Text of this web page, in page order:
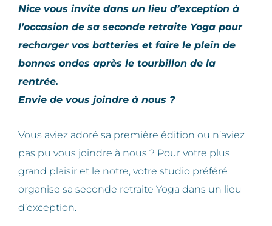
Nice vous invite dans un lieu d’exception à
l’occasion de sa seconde retraite Yoga pour
recharger vos batteries et faire le plein de
bonnes ondes après le tourbillon de la
rentrée.
Envie de vous joindre à nous ?
Vous aviez adoré sa première édition ou n’aviez
pas pu vous joindre à nous ? Pour votre plus
grand plaisir et le notre, votre studio préféré
organise sa seconde retraite Yoga dans un lieu
d’exception.